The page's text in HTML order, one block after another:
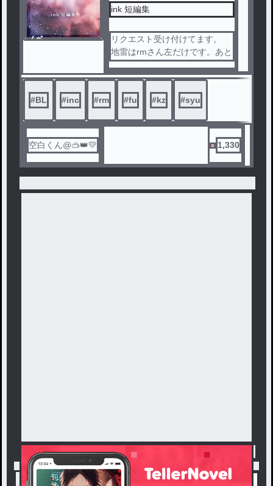
ノベ
ink 短編集
リクエスト受け付けてます。
地雷はrmさん左だけです。あと
他はなんでも食べれます👍🏻
#BL #inc #rm #fu #kz #syu
空白くん@🥽👑💛 1,330
トップ 「空白くん@🥽👑💛」最新作：ink 短編集